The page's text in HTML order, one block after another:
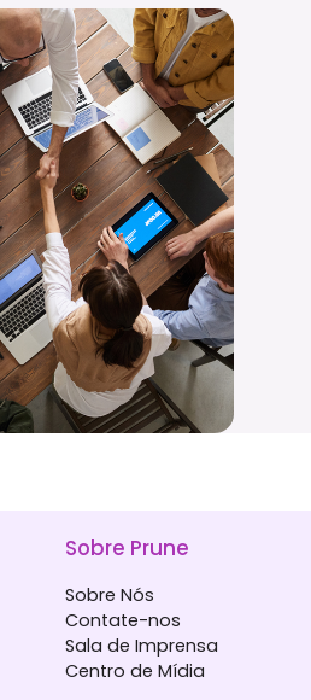
Sobre Prune
Sobre Nós
Contate-nos
Sala de Imprensa
Centro de Mídia